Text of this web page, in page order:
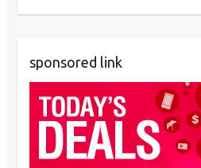
sponsored link